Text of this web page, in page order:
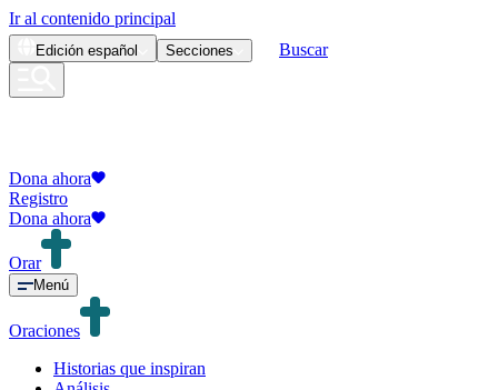
Ir al contenido principal
Edición español Secciones Buscar
Dona ahora
Registro
Dona ahora
Orar
Menú
Oraciones
Historias que inspiran